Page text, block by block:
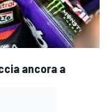
ancora a